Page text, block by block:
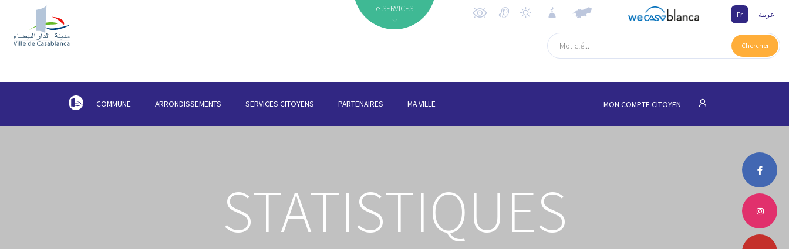
e-SERVICES
Fr عربية
Chercher
COMMUNE ARRONDISSEMENTS SERVICES CITOYENS PARTENAIRES MA VILLE MON COMPTE CITOYEN
STATISTIQUES